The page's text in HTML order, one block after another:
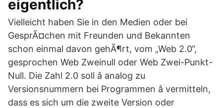
eigentlich?
Vielleicht haben Sie in den Medien oder bei
GesprÃ¤chen mit Freunden und Bekannten
schon einmal davon gehÃ¶rt, vom „Web 2.0“,
gesprochen Web Zweinull oder Web Zwei-Punkt-
Null. Die Zahl 2.0 soll â analog zu
Versionsnummern bei Programmen â vermitteln,
dass es sich um die zweite Version oder